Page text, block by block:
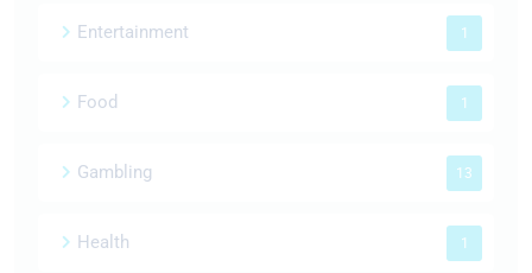
Entertainment 1
Food 1
Gambling 13
Health 1